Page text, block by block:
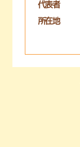
代表者
所在地